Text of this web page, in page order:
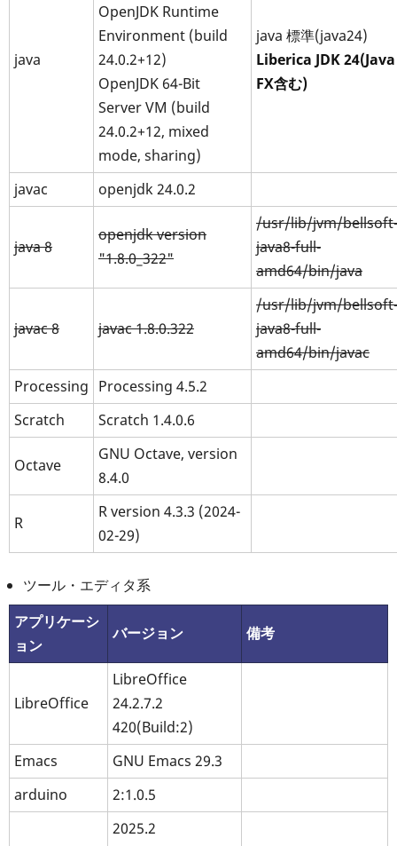
java
OpenJDK Runtime
Environment (build
24.0.2+12)
OpenJDK 64-Bit
Server VM (build
24.0.2+12, mixed
mode, sharing)
java 標準(java24)
Liberica JDK 24(Java
FX含む)
javac openjdk 24.0.2
java 8
openjdk version
"1.8.0_322"
/usr/lib/jvm/bellsoft-
java8-full-
amd64/bin/java
javac 8 javac 1.8.0.322
/usr/lib/jvm/bellsoft-
java8-full-
amd64/bin/javac
Processing Processing 4.5.2
Scratch
Scratch 1.4.0.6
Octave
GNU Octave, version
8.4.0
R
R version 4.3.3 (2024-
02-29)
ツール・エディタ系
アプリケーシ
ョン
バージョン 備考
LibreOffice
LibreOffice
24.2.7.2
420(Build:2)
Emacs
GNU Emacs 29.3
arduino
2:1.0.5
2025.2